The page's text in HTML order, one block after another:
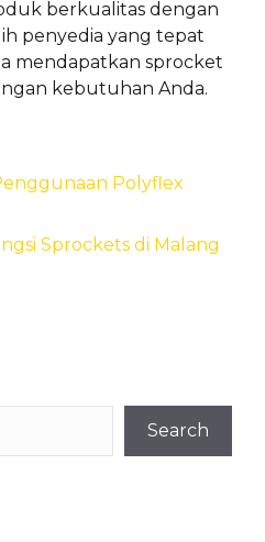
berkualitas dengan
penyedia yang tepat
mendapatkan sprocket
kebutuhan Anda.
Polyflex
Sprockets di Malang
Search